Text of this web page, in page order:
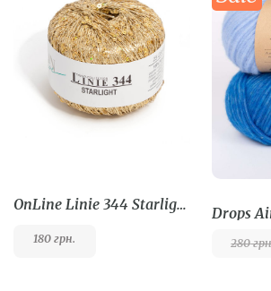
OnLine Linie 344 Starlight
180 грн.
Drops
280